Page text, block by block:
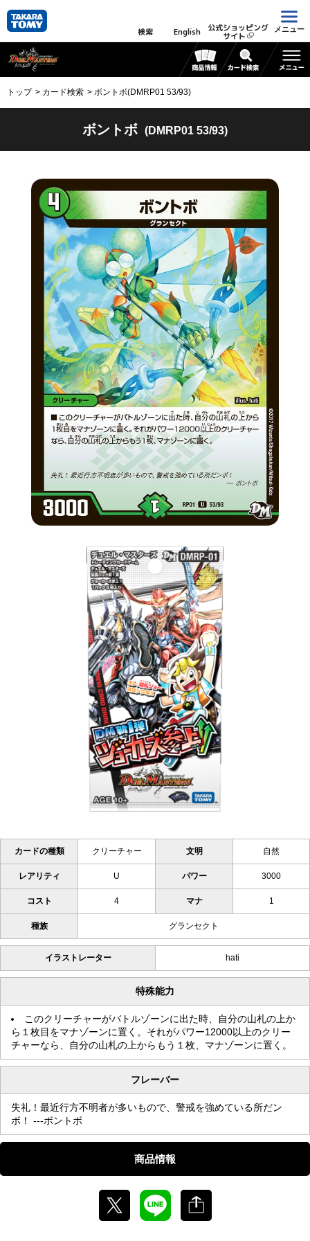
検索 English 公式ショッピング
サイト
メニュー
トップ カード検索 ボントボ(DMRP01 53/93)
ボントボ (DMRP01 53/93)
カードの種類 クリーチャー 文明 自然
レアリティ U パワー 3000
コスト 4 マナ 1
種族 グランセクト
イラストレーター hati
特殊能力
このクリーチャーがバトルゾーンに出た時、自分の山札の上か
ら１枚目をマナゾーンに置く。それがパワー12000以上のクリー
チャーなら、自分の山札の上からもう１枚、マナゾーンに置く。
フレーバー
失礼！最近行方不明者が多いもので、警戒を強めている所だン
ボ！ ---ボントボ
商品情報